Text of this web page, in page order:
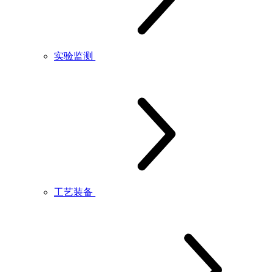
实验监测
工艺装备